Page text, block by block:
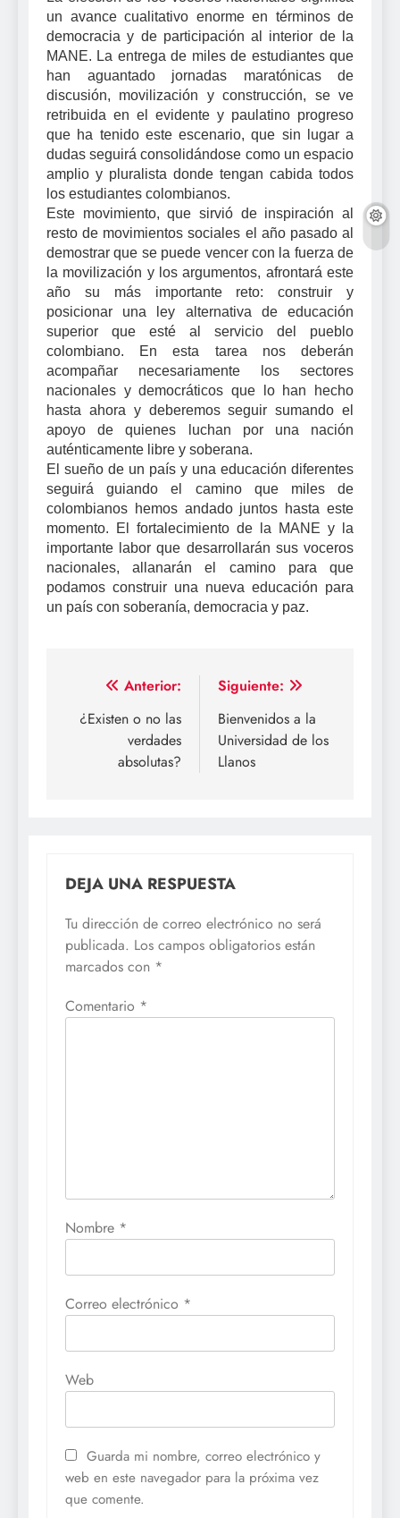
un avance cualitativo enorme en términos de
democracia y de participación al interior de la
MANE. La entrega de miles de estudiantes que
han aguantado jornadas maratónicas de
discusión, movilización y construcción, se ve
retribuida en el evidente y paulatino progreso
que ha tenido este escenario, que sin lugar a
dudas seguirá consolidándose como un espacio
amplio y pluralista donde tengan cabida todos
los estudiantes colombianos.
Este movimiento, que sirvió de inspiración al
resto de movimientos sociales el año pasado al
demostrar que se puede vencer con la fuerza de
la movilización y los argumentos, afrontará este
año su más importante reto: construir y
posicionar una ley alternativa de educación
superior que esté al servicio del pueblo
colombiano. En esta tarea nos deberán
acompañar necesariamente los sectores
nacionales y democráticos que lo han hecho
hasta ahora y deberemos seguir sumando el
apoyo de quienes luchan por una nación
auténticamente libre y soberana.
El sueño de un país y una educación diferentes
seguirá guiando el camino que miles de
colombianos hemos andado juntos hasta este
momento. El fortalecimiento de la MANE y la
importante labor que desarrollarán sus voceros
nacionales, allanarán el camino para que
podamos construir una nueva educación para
un país con soberanía, democracia y paz.
Navegación
de
entradas
Anterior:
¿Existen o no las
verdades
absolutas?
Siguiente:
Bienvenidos a la
Universidad de los
Llanos
DEJA UNA RESPUESTA
Tu dirección de correo electrónico no será
publicada. Los campos obligatorios están
marcados con *
Comentario *
Nombre *
Correo electrónico *
Web
Guarda mi nombre, correo electrónico y
web en este navegador para la próxima vez
que comente.